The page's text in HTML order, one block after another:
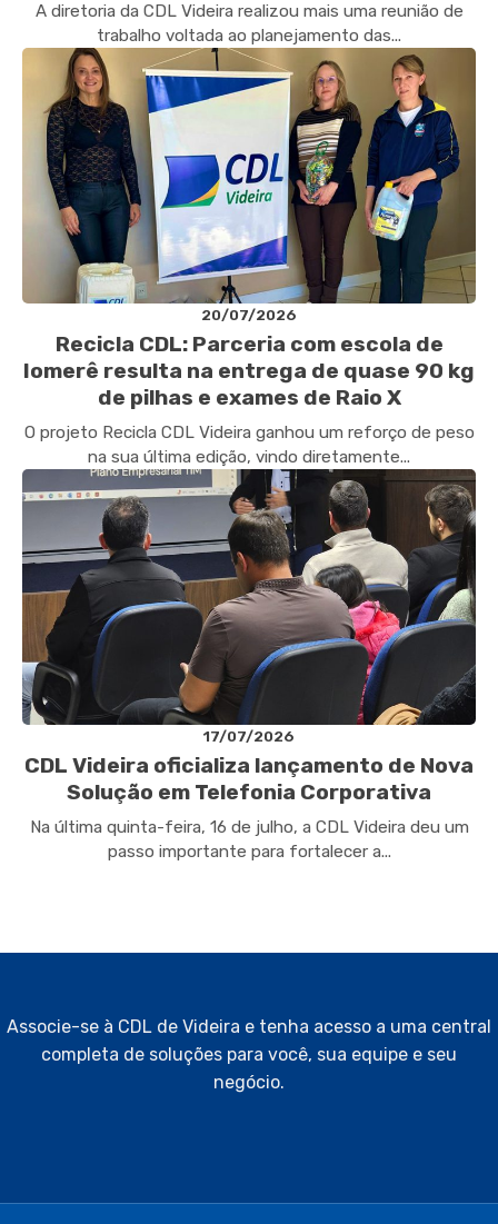
A diretoria da CDL Videira realizou mais uma reunião de
trabalho voltada ao planejamento das...
20/07/2026
Recicla CDL: Parceria com escola de
Iomerê resulta na entrega de quase 90 kg
de pilhas e exames de Raio X
O projeto Recicla CDL Videira ganhou um reforço de peso
na sua última edição, vindo diretamente...
17/07/2026
CDL Videira oficializa lançamento de Nova
Solução em Telefonia Corporativa
Na última quinta-feira, 16 de julho, a CDL Videira deu um
passo importante para fortalecer a...
Associe-se à CDL de Videira e tenha acesso a uma central
completa de soluções para você, sua equipe e seu
negócio.